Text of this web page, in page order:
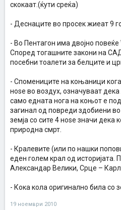
скокаат.(ќути среќа)
- Деснаците во просек жиеат 9
- Во Пентагон има двојно повеќе
Според тогашните закони на
посебни тоалети за белците и
- Спомениците на коњаници
ноѕе во воздух, означуваат
само едната нога на коњот е
загинал од повреди здобиени
земја со сите 4 ноѕе значи дека
природна смрт.
- Кралевите (или по нашки
еден голем крал од
Александар Велики, Срце –
- Кока кола оригинално била со
19 ноември 2010